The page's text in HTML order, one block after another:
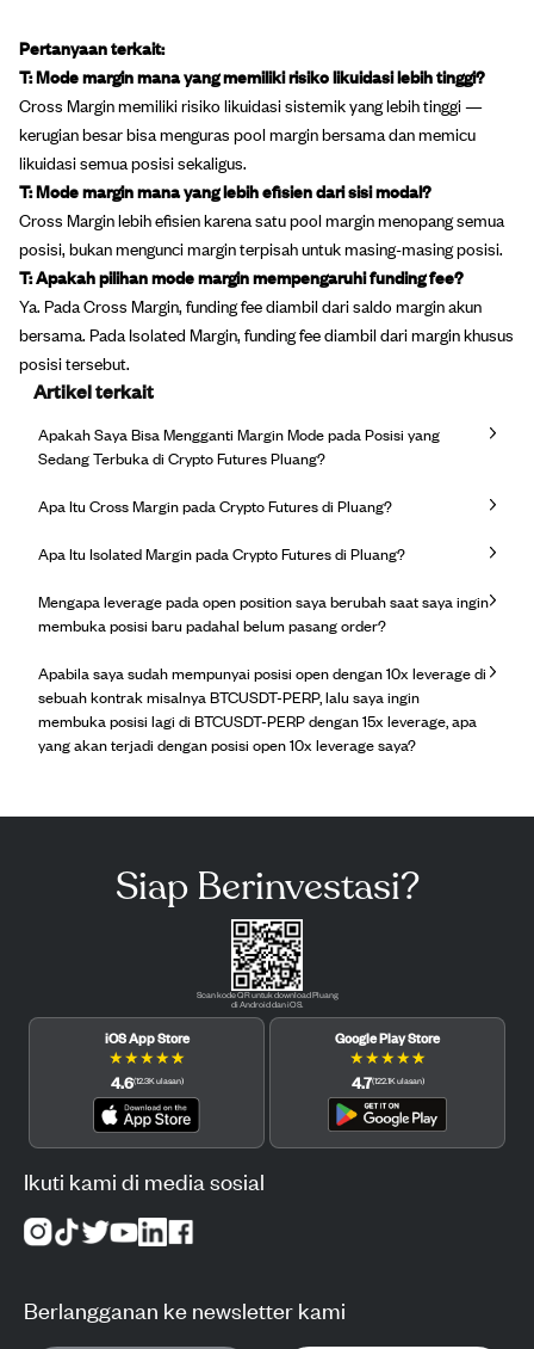
Pertanyaan terkait:
T: Mode margin mana yang memiliki risiko likuidasi lebih tinggi?
Cross Margin memiliki risiko likuidasi sistemik yang lebih tinggi —
kerugian besar bisa menguras pool margin bersama dan memicu
likuidasi semua posisi sekaligus.
T: Mode margin mana yang lebih efisien dari sisi modal?
Cross Margin lebih efisien karena satu pool margin menopang semua
posisi, bukan mengunci margin terpisah untuk masing-masing posisi.
T: Apakah pilihan mode margin mempengaruhi funding fee?
Ya. Pada Cross Margin, funding fee diambil dari saldo margin akun
bersama. Pada Isolated Margin, funding fee diambil dari margin khusus
posisi tersebut.
Artikel terkait
Apakah Saya Bisa Mengganti Margin Mode pada Posisi yang
Sedang Terbuka di Crypto Futures Pluang?
Apa Itu Cross Margin pada Crypto Futures di Pluang?
Apa Itu Isolated Margin pada Crypto Futures di Pluang?
Mengapa leverage pada open position saya berubah saat saya ingin
membuka posisi baru padahal belum pasang order?
Apabila saya sudah mempunyai posisi open dengan 10x leverage di
sebuah kontrak misalnya BTCUSDT-PERP, lalu saya ingin
membuka posisi lagi di BTCUSDT-PERP dengan 15x leverage, apa
yang akan terjadi dengan posisi open 10x leverage saya?
Siap Berinvestasi?
Scan kode QR untuk download Pluang
di Android dan iOS.
iOS App Store
★★★★★
4.6(12.3K ulasan)
Google Play Store
★★★★★
4.7(122.1K ulasan)
Ikuti kami di media sosial
Berlangganan ke newsletter kami